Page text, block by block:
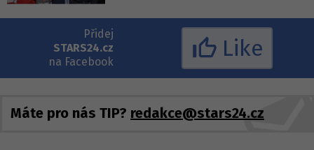
Přidej
STARS24.cz
na Facebook
Like
Máte pro nás TIP? redakce@stars24.cz